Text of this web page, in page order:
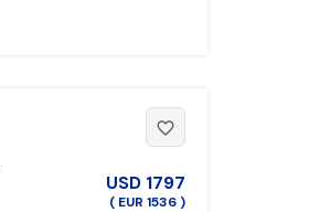
favorite_border
USD 1797
( EUR 1536 )